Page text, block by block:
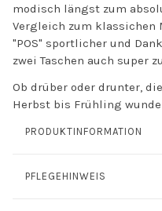
modisch längst zum
Vergleich zum klassichen
"POS" sportlicher und
zwei Taschen auch super
Ob drüber oder drunter,
Herbst bis Frühling
PRODUKTINFORMATION
PFLEGEHINWEIS